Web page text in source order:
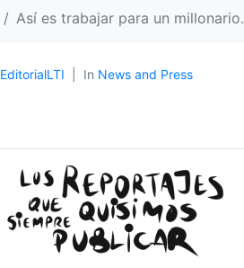
Así es trabajar para un millonario.
EditorialLTI In News and Press